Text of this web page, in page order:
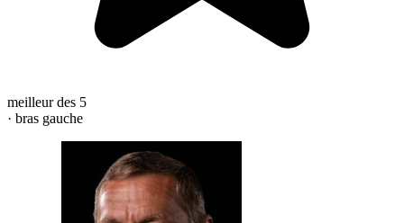
meilleur des 5
· bras gauche